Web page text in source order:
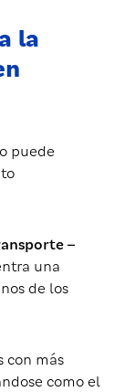
la
puede
–
una
de los
con más
como el